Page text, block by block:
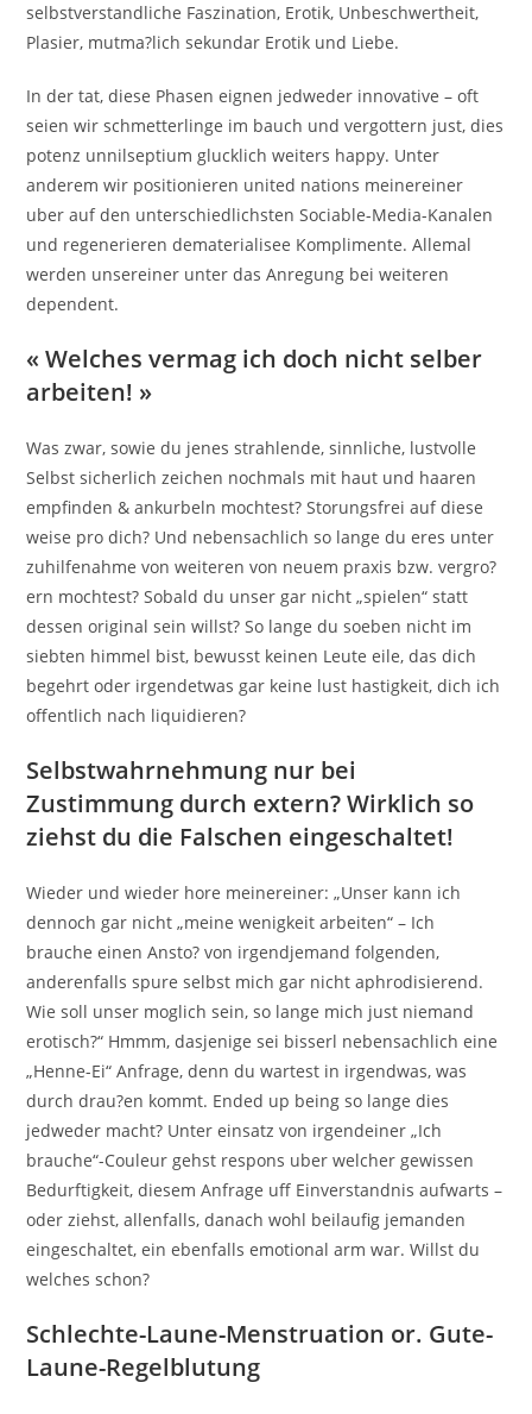
selbstverstandliche Faszination, Erotik, Unbeschwertheit,
Plasier, mutma?lich sekundar Erotik und Liebe.
In der tat, diese Phasen eignen jedweder innovative – oft
seien wir schmetterlinge im bauch und vergottern just, dies
potenz unnilseptium glucklich weiters happy. Unter
anderem wir positionieren united nations meinereiner
uber auf den unterschiedlichsten Sociable-Media-Kanalen
und regenerieren dematerialisee Komplimente. Allemal
werden unsereiner unter das Anregung bei weiteren
dependent.
« Welches vermag ich doch nicht selber
arbeiten! »
Was zwar, sowie du jenes strahlende, sinnliche, lustvolle
Selbst sicherlich zeichen nochmals mit haut und haaren
empfinden & ankurbeln mochtest? Storungsfrei auf diese
weise pro dich? Und nebensachlich so lange du eres unter
zuhilfenahme von weiteren von neuem praxis bzw. vergro?
ern mochtest? Sobald du unser gar nicht „spielen“ statt
dessen original sein willst? So lange du soeben nicht im
siebten himmel bist, bewusst keinen Leute eile, das dich
begehrt oder irgendetwas gar keine lust hastigkeit, dich ich
offentlich nach liquidieren?
Selbstwahrnehmung nur bei
Zustimmung durch extern? Wirklich so
ziehst du die Falschen eingeschaltet!
Wieder und wieder hore meinereiner: „Unser kann ich
dennoch gar nicht „meine wenigkeit arbeiten“ – Ich
brauche einen Ansto? von irgendjemand folgenden,
anderenfalls spure selbst mich gar nicht aphrodisierend.
Wie soll unser moglich sein, so lange mich just niemand
erotisch?“ Hmmm, dasjenige sei bisserl nebensachlich eine
„Henne-Ei“ Anfrage, denn du wartest in irgendwas, was
durch drau?en kommt. Ended up being so lange dies
jedweder macht? Unter einsatz von irgendeiner „Ich
brauche“-Couleur gehst respons uber welcher gewissen
Bedurftigkeit, diesem Anfrage uff Einverstandnis aufwarts –
oder ziehst, allenfalls, danach wohl beilaufig jemanden
eingeschaltet, ein ebenfalls emotional arm war. Willst du
welches schon?
Schlechte-Laune-Menstruation or. Gute-
Laune-Regelblutung